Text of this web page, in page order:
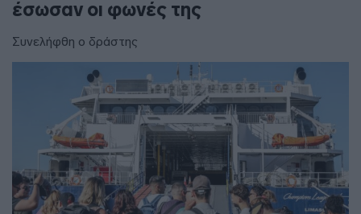
έσωσαν οι φωνές της
Συνελήφθη ο δράστης